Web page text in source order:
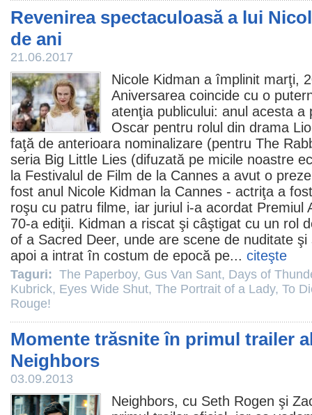
Revenirea spectaculoasă a lui
de ani
21.06.2017
Nicole Kidman a împlinit marţi,
Aniversarea coincide cu o
atenţia publicului: anul acesta a
Oscar pentru rolul din drama
faţă de anterioara nominalizare (pentru The
seria Big Little Lies (difuzată pe micile noastre
la Festivalul de Film de la Cannes a avut o
fost anul Nicole Kidman la Cannes - actriţa a
roşu cu patru filme, iar juriul i-a acordat Premiul
70-a ediţii. Kidman a riscat şi câştigat cu un rol
of a Sacred Deer, unde are scene de nuditate
apoi a intrat în costum de epocă pe... citeşte
Taguri: The Paperboy, Gus Van Sant, Days of
Kubrick, Eyes Wide Shut, The Portrait of a Lady, To
Rouge!
Momente trăsnite în primul trailer
Neighbors
03.09.2013
Neighbors, cu Seth Rogen şi